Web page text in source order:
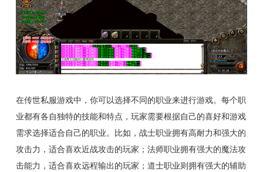
在传世私服游戏中，你可以选择不同的职业来进行游戏。每个职
业都有各自独特的技能和特点，玩家需要根据自己的喜好和游戏
需求选择适合自己的职业。比如，战士职业拥有高耐力和强大的
攻击力，适合喜欢近战攻击的玩家；法师职业拥有强大的魔法攻
击能力，适合喜欢远程输出的玩家；道士职业则拥有强大的辅助